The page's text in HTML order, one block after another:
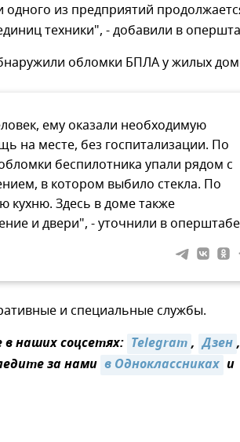
из предприятий
техники", - добавили в
обломки БПЛА у жилых
ему оказали необходимую
на месте, без госпитализации. По
беспилотника упали рядом с
в котором выбило стекла. По
кухню. Здесь в доме также
и двери", - уточнили в
и специальные службы.
наших соцсетях: Telegram, Дзен,
за нами в Одноклассниках и